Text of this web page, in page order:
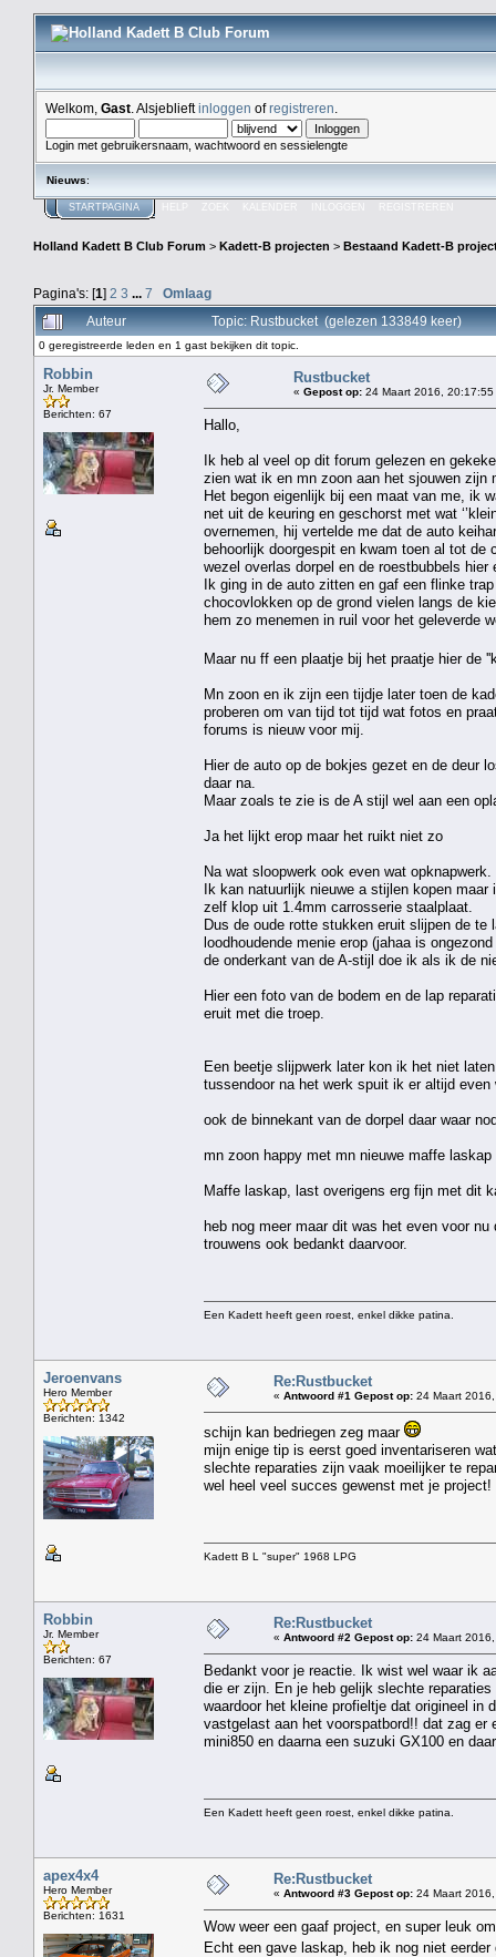
Welkom, Gast . Alsjeblieftinloggen ofregistreren
Login met gebruikersnaam, wachtwoord en sessielengte
Nieuws:
STARTPAGINA ZOEK
Holland Kadett B Club Forum > Kadett-B projecten > Bestaand Kadett-B
Pagina's: [1] 2 3 ... 7
Omlaag
Auteur
Topic: Rustbucket (gelezen 133849 keer)
0 geregistreerde leden en 1 gast bekijken dit topic.
Robbin
Jr. Member
Berichten: 67
Rustbucket
« Gepost op: 24 Maart 2016, 20:17:55
Hallo,
Ik heb al veel op dit forum gelezen en
zien wat ik en mn zoon aan het sjouwen zijn
Het begon eigenlijk bij een maat van me, ik
net uit de keuring en geschorst met wat
overnemen, hij vertelde me dat de auto
behoorlijk doorgespit en kwam toen al tot
wezel overlas dorpel en de roestbubbels
Ik ging in de auto zitten en gaf een flinke
chocovlokken op de grond vielen langs de
hem zo menemen in ruil voor het geleverde
Maar nu ff een plaatje bij het praatje hier de
Mn zoon en ik zijn een tijdje later toen de
proberen om van tijd tot tijd wat fotos en
forums is nieuw voor mij.
Hier de auto op de bokjes gezet en de deur
daar na.
Maar zoals te zie is de A stijl wel aan een
Ja het lijkt erop maar het ruikt niet zo
Na wat sloopwerk ook even wat opknapwerk.
Ik kan natuurlijk nieuwe a stijlen kopen
zelf klop uit 1.4mm carrosserie staalplaat.
Dus de oude rotte stukken eruit slijpen de te
loodhoudende menie erop (jahaa is
de onderkant van de A-stijl doe ik als ik de
Hier een foto van de bodem en de lap
eruit met die troep.
Een beetje slijpwerk later kon ik het niet
tussendoor na het werk spuit ik er altijd
ook de binnekant van de dorpel daar waar
mn zoon happy met mn nieuwe maffe
Maffe laskap, last overigens erg fijn met dit
heb nog meer maar dit was het even voor
trouwens ook bedankt daarvoor.
Een Kadett heeft geen roest, enkel dikke patina.
Jeroenvans
Hero Member
Berichten: 1342
Re:Rustbucket
« Antwoord #1 Gepost op: 24 Maart
schijn kan bedriegen zeg maar
mijn enige tip is eerst goed inventariseren
slechte reparaties zijn vaak moeilijker te
wel heel veel succes gewenst met je project!
Kadett B L "super" 1968 LPG
Robbin
Jr. Member
Berichten: 67
Re:Rustbucket
« Antwoord #2 Gepost op: 24 Maart
Bedankt voor je reactie. Ik wist wel waar ik
die er zijn. En je heb gelijk slechte
waardoor het kleine profieltje dat origineel in
vastgelast aan het voorspatbord!! dat zag
mini850 en daarna een suzuki GX100 en
Een Kadett heeft geen roest, enkel dikke patina.
apex4x4
Hero Member
Berichten: 1631
Re:Rustbucket
« Antwoord #3 Gepost op: 24 Maart
Wow weer een gaaf project, en super leuk
Echt een gave laskap, heb ik nog niet